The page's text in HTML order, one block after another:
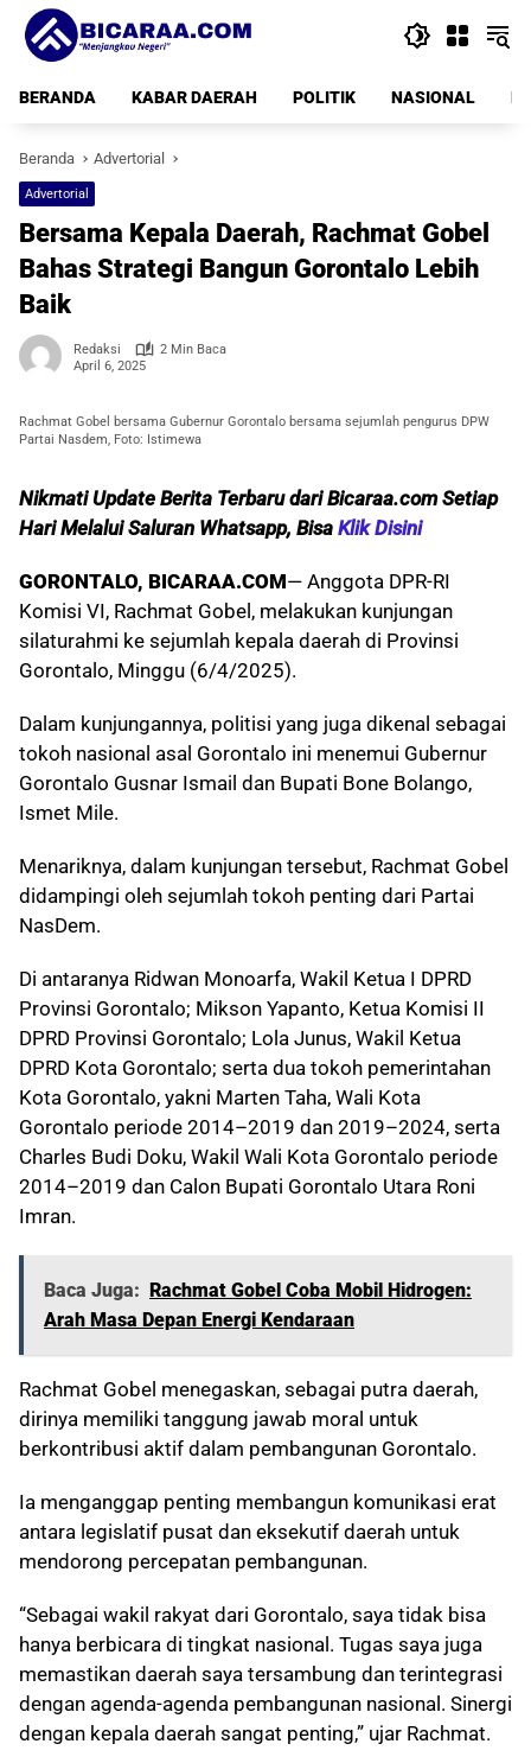
Langsung
konten
BERANDA
KABAR DAERAH POLITIK NASIONAL
Beranda Advertorial
Advertorial
Bersama Kepala Daerah, Rachmat Gobel
Bahas Strategi Bangun Gorontalo Lebih
Baik
Redaksi
2 Min Baca
April 6, 2025
Rachmat Gobel bersama Gubernur Gorontalo bersama sejumlah pengurus DPW
Partai Nasdem, Foto: Istimewa
Nikmati Update Berita Terbaru dari Bicaraa.com Setiap
Hari Melalui Saluran Whatsapp, Bisa Klik Disini
GORONTALO, BICARAA.COM— Anggota DPR-RI
Komisi VI, Rachmat Gobel, melakukan kunjungan
silaturahmi ke sejumlah kepala daerah di Provinsi
Gorontalo, Minggu (6/4/2025).
Dalam kunjungannya, politisi yang juga dikenal sebagai
tokoh nasional asal Gorontalo ini menemui Gubernur
Gorontalo Gusnar Ismail dan Bupati Bone Bolango,
Ismet Mile.
Menariknya, dalam kunjungan tersebut, Rachmat Gobel
didampingi oleh sejumlah tokoh penting dari Partai
NasDem.
Di antaranya Ridwan Monoarfa, Wakil Ketua I DPRD
Provinsi Gorontalo; Mikson Yapanto, Ketua Komisi II
DPRD Provinsi Gorontalo; Lola Junus, Wakil Ketua
DPRD Kota Gorontalo; serta dua tokoh pemerintahan
Kota Gorontalo, yakni Marten Taha, Wali Kota
Gorontalo periode 2014–2019 dan 2019–2024, serta
Charles Budi Doku, Wakil Wali Kota Gorontalo periode
2014–2019 dan Calon Bupati Gorontalo Utara Roni
Imran.
Baca Juga: Rachmat Gobel Coba Mobil Hidrogen:
Arah Masa Depan Energi Kendaraan
Rachmat Gobel menegaskan, sebagai putra daerah,
dirinya memiliki tanggung jawab moral untuk
berkontribusi aktif dalam pembangunan Gorontalo.
Ia menganggap penting membangun komunikasi erat
antara legislatif pusat dan eksekutif daerah untuk
mendorong percepatan pembangunan.
“Sebagai wakil rakyat dari Gorontalo, saya tidak bisa
hanya berbicara di tingkat nasional. Tugas saya juga
memastikan daerah saya tersambung dan terintegrasi
dengan agenda-agenda pembangunan nasional. Sinergi
dengan kepala daerah sangat penting,” ujar Rachmat.